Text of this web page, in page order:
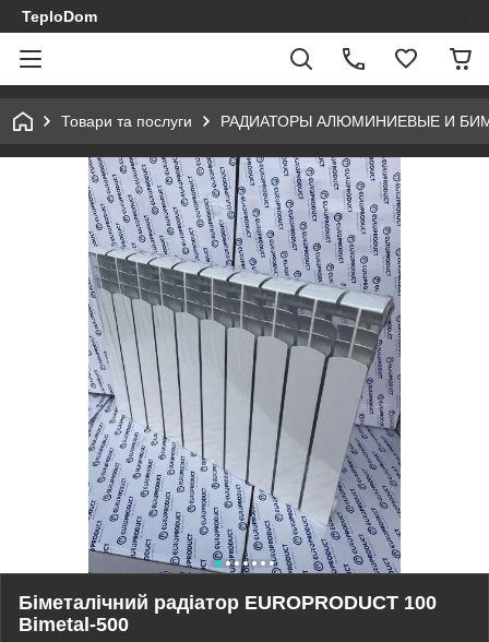
TeploDom
Товари та послуги РАДИАТОРЫ АЛЮМИНИЕВЫЕ И
Біметалічний радіатор EUROPRODUCT 100
Bimetal-500